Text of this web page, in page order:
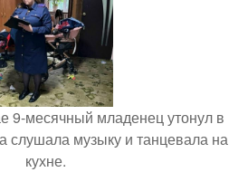
9-месячный младенец утонул в
слушала музыку и танцевала на
кухне.